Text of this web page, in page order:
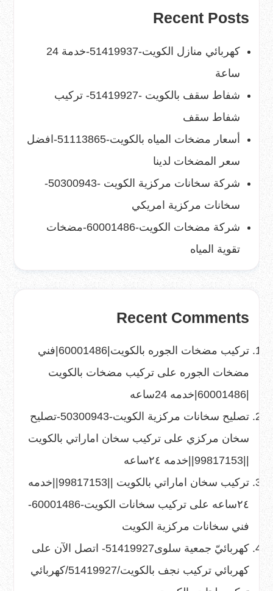
Recent Posts
كهربائي منازل الكويت-51419937-خدمة 24
ساعة
شفاط سقف بالكويت -51419927- تركيب
شفاط سقف
أسعار مضخات المياه بالكويت-51113865-افضل
سعر المضخات لدينا
شركة سخانات مركزية الكويت -50300943-
سخانات مركزية امريكي
شركة مضخات الكويت-60001486-مضخات
تقوية المياه
Recent Comments
تركيب مضخات الجوره بالكويت|60001486|فني
مضخات الجوره على تركيب مضخات بالكويت
تصليح سخانات مركزية الكويت-50300943-تصليح
سخان مركزي على تركيب سخان اماراتي بالكويت
تركيب سخان اماراتي بالكويت ||99817153||خدمه
٢٤ساعه
على
تركيب سخانات الكويت-60001486-
فني سخانات مركزية الكويت
كهربائيّ جمعية سلوى51419927- اتصل الآن
على
كهربائي تركيب نجف بالكويت/51419927/كهربائي